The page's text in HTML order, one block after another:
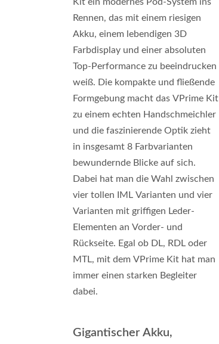
Kit ein modernes Pod-System ins
Rennen, das mit einem riesigen
Akku, einem lebendigen 3D
Farbdisplay und einer absoluten
Top-Performance zu beeindrucken
weiß. Die kompakte und fließende
Formgebung macht das VPrime Kit
zu einem echten Handschmeichler
und die faszinierende Optik zieht
in insgesamt 8 Farbvarianten
bewundernde Blicke auf sich.
Dabei hat man die Wahl zwischen
vier tollen IML Varianten und vier
Varianten mit griffigen Leder-
Elementen an Vorder- und
Rückseite. Egal ob DL, RDL oder
MTL, mit dem VPrime Kit hat man
immer einen starken Begleiter
dabei.
Gigantischer Akku,